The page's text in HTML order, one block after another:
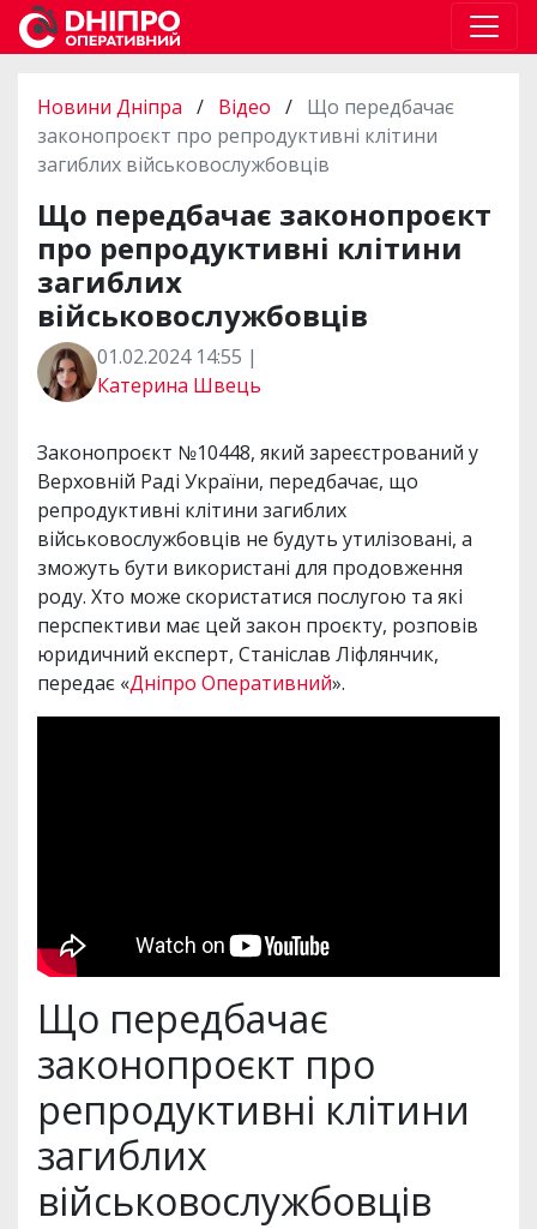
Новини Дніпра / Відео / Що передбачає
законопроєкт про репродуктивні клітини
загиблих військовослужбовців
Що передбачає законопроєкт
про репродуктивні клітини
загиблих
військовослужбовців
01.02.2024 14:55 |
Катерина Швець
Законопроєкт №10448, який зареєстрований у
Верховній Раді України, передбачає, що
репродуктивні клітини загиблих
військовослужбовців не будуть утилізовані, а
зможуть бути використані для продовження
роду. Хто може скористатися послугою та які
перспективи має цей закон проєкту, розповів
юридичний експерт, Станіслав Ліфлянчик,
передає «Дніпро Оперативний».
Що передбачає
законопроєкт про
репродуктивні клітини
загиблих
військовослужбовців